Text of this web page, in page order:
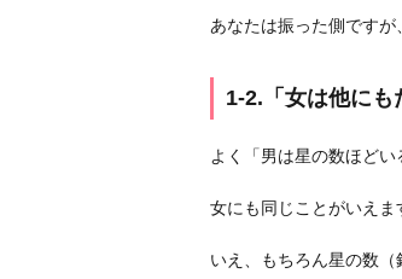
他
さ
ん
る」
あなたは振った側ですが
1-2.「女は他にも
よく「男は星の数ほどい
女にも同じことがいえま
いえ、もちろん星の数